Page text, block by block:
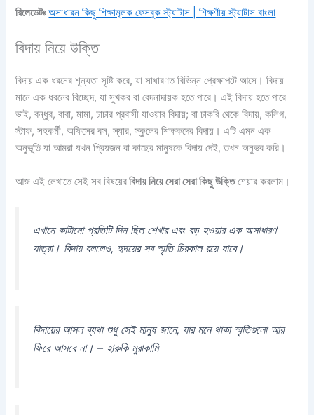
রিলেডেটঃ অসাধারন কিছু শিক্ষামূলক ফেসবুক স্ট্যাটাস | শিক্ষণীয় স্ট্যাটাস বাংলা
বিদায় নিয়ে উক্তি
বিদায় এক ধরনের শূন্যতা সৃষ্টি করে, যা সাধারণত বিভিন্ন প্রেক্ষাপটে আসে। বিদায়
মানে এক ধরনের বিচ্ছেদ, যা সুখকর বা বেদনাদায়ক হতে পারে। এই বিদায় হতে পারে
ভাই, বন্ধুর, বাবা, মামা, চাচার প্রবাসী যাওয়ার বিদায়; বা চাকরি থেকে বিদায়, কলিগ,
স্টাফ, সহকর্মী, অফিসের বস, স্যার, স্কুলের শিক্ষকদের বিদায়। এটি এমন এক
অনুভূতি যা আমরা যখন প্রিয়জন বা কাছের মানুষকে বিদায় দেই, তখন অনুভব করি।
আজ এই লেখাতে সেই সব বিষয়েরবিদায় নিয়ে সেরা সেরা কিছু উক্তিশেয়ার করলাম।
এখানে কাটানো প্রতিটি দিন ছিল শেখার এবং বড় হওয়ার এক অসাধারণ
যাত্রা। বিদায় বললেও, হৃদয়ের সব স্মৃতি চিরকাল রয়ে যাবে।
বিদায়ের আসল ব্যথা শুধু সেই মানুষ জানে, যার মনে থাকা স্মৃতিগুলো আর
ফিরে আসবে না। – হারুকি মুরাকামি